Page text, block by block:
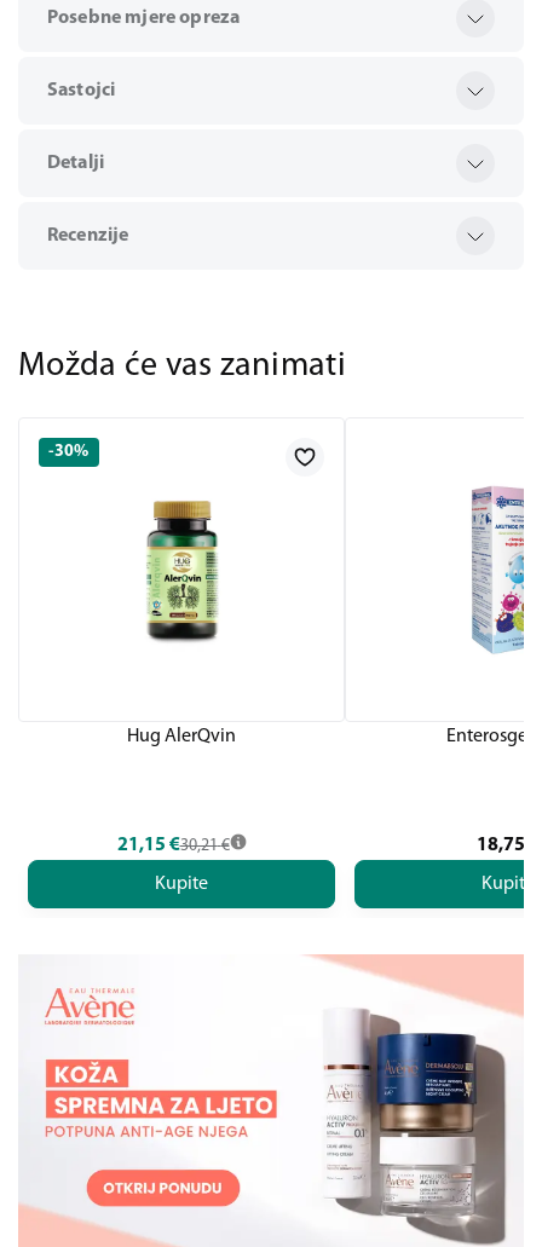
Posebne mjere opreza
Sastojci
Detalji
Recenzije
Možda će vas zanimati
-30%
Hug AlerQvin
21,15 €30,21 €
Kupite
Enterosgel
18,75
Kupite